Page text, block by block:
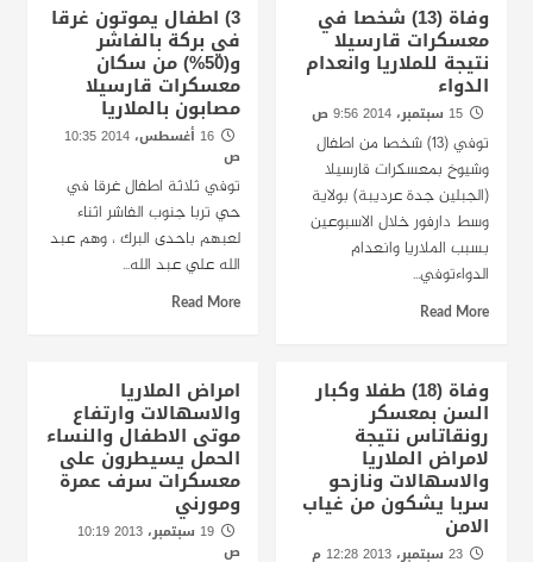
وفاة (13) شخصا في
معسكرات قارسيلا
نتيجة للملاريا وانعدام
الدواء
15 سبتمبر، 2014 9:56 ص
توفي (13) شخصا من اطفال
وشيوخ بمعسكرات قارسيلا
(الجبلين جدة عرديبة) بولاية
وسط دارفور خلال الاسبوعين
بسبب الملاريا وانعدام
الدواءتوفي...
Read More
3) اطفال يموتون غرقا
في بركة بالفاشر
و(50%) من سكان
معسكرات قارسيلا
مصابون بالملاريا
16 أغسطس، 2014 10:35
ص
توفي ثلاثة اطفال غرقا في
حي تربا جنوب الفاشر اثناء
لعبهم باحدى البرك ، وهم عبد
الله علي عبد الله...
Read More
وفاة (18) طفلا وكبار
السن بمعسكر
رونقاتاس نتيجة
لامراض الملاريا
والاسهالات ونازحو
سربا يشكون من غياب
الامن
23 سبتمبر، 2013 12:28 م
امراض الملاريا
والاسهالات وارتفاع
موتى الاطفال والنساء
الحمل يسيطرون على
معسكرات سرف عمرة
ومورني
19 سبتمبر، 2013 10:19
ص